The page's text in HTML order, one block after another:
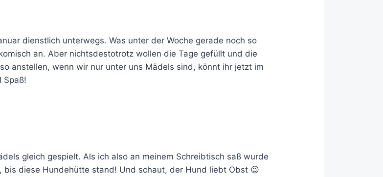
dienstlich unterwegs. Was unter der Woche gerade noch so
an. Aber nichtsdestotrotz wollen die Tage gefüllt und die
anstellen, wenn wir nur unter uns Mädels sind, könnt ihr jetzt im
Spaß!
gleich gespielt. Als ich also an meinem Schreibtisch saß wurde
bis diese Hundehütte stand! Und schaut, der Hund liebt Obst 😉